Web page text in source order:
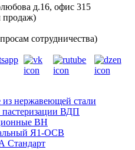
д.16, офис 315
продаж)
сотрудничества)
из нержавеющей стали
ВДП
ВН
Я1-ОСВ
Стандарт